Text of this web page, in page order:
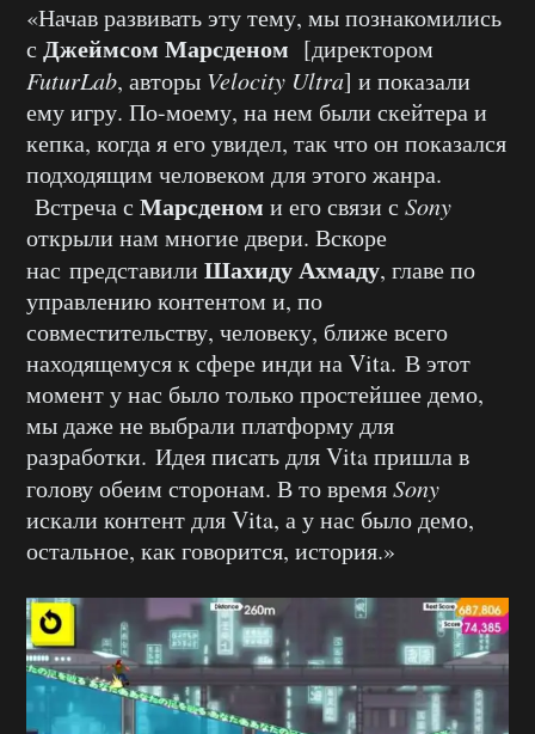
«Начав развивать эту тему, мы познакомились
с Джеймсом Марсденом [директором
FuturLab, авторы Velocity Ultra] и показали
ему игру. По-моему, на нем были скейтера и
кепка, когда я его увидел, так что он показался
подходящим человеком для этого жанра.
Встреча с Марсденом и его связи с Sony
открыли нам многие двери. Вскоре
нас представили Шахиду Ахмаду, главе по
управлению контентом и, по
совместительству, человеку, ближе всего
находящемуся к сфере инди на Vita. В этот
момент у нас было только простейшее демо,
мы даже не выбрали платформу для
разработки. Идея писать для Vita пришла в
голову обеим сторонам. В то времяSony
искали контент для Vita, а у нас было демо,
остальное, как говорится, история.»